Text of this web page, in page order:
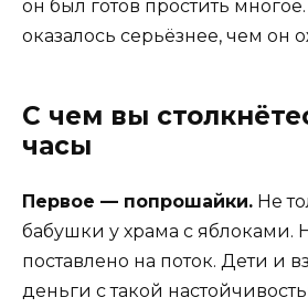
он был готов простить
оказалось серьёзнее, чем он
С чем вы
часы
Первое — попрошайки. Не
бабушки у храма с яблоками.
поставлено на поток. Дети и
деньги с такой